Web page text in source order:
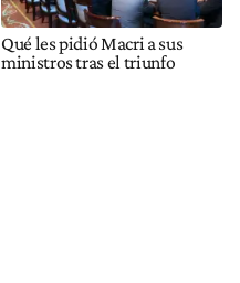
Qué les pidió Macri a sus
ministros tras el triunfo